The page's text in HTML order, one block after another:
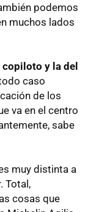
podemos
muchos lados
y la del
caso
de los
va en el centro
sabe
muy distinta a
Total,
cosas que